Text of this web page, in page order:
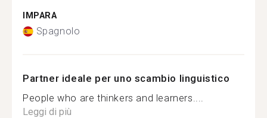
IMPARA
Spagnolo
Partner ideale per uno scambio linguistico
People who are thinkers and learners....
Leggi di più